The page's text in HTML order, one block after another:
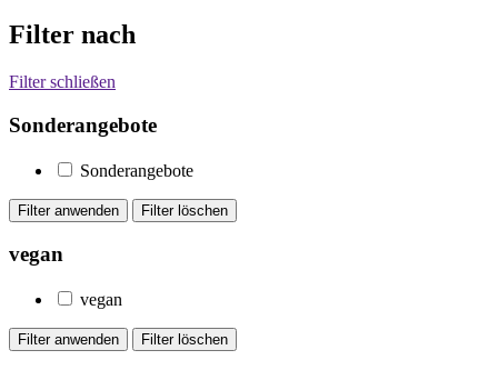
Filter nach
Filter schließen
Sonderangebote
Sonderangebote
vegan
vegan